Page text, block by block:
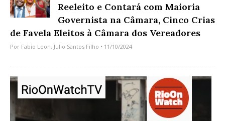
Reeleito e Contará com Maioria
Governista na Câmara, Cinco Crias
de Favela Eleitos à Câmara dos Vereadores
Por Fabio Leon, Julio Santos Filho • 11/10/2024